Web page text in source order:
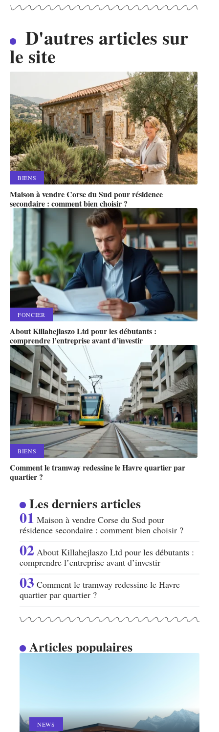
D'autres articles sur
le site
BIENS
Maison à vendre Corse du Sud pour résidence
secondaire : comment bien choisir ?
FONCIER
About Killahejlaszo Ltd pour les débutants :
comprendre l’entreprise avant d’investir
BIENS
Comment le tramway redessine le Havre quartier par
quartier ?
Les derniers articles
Maison à vendre Corse du Sud pour
résidence secondaire : comment bien choisir ?
About Killahejlaszo Ltd pour les débutants :
comprendre l’entreprise avant d’investir
Comment le tramway redessine le Havre
quartier par quartier ?
Articles populaires
NEWS